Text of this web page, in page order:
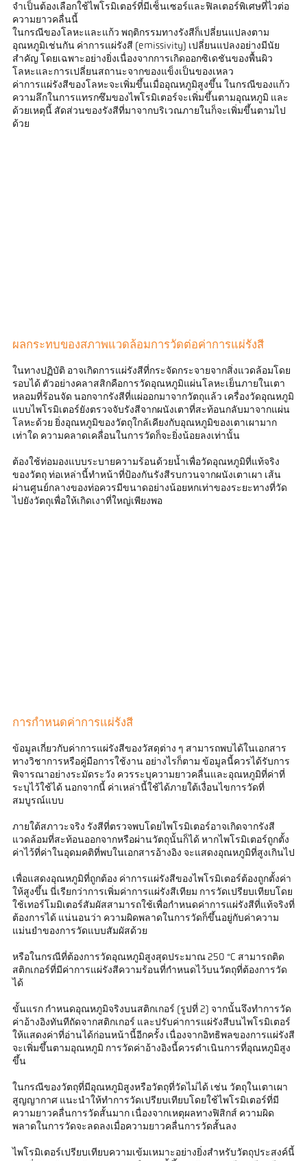
จำเป็นต้องเลือกใช้ไพโรมิเตอร์ที่มีเซ็นเซอร์และฟิลเตอร์พิเศษที่ไวต่อ
ความยาวคลื่นนี้
ในกรณีของโลหะและแก้ว พฤติกรรมทางรังสีก็เปลี่ยนแปลงตาม
อุณหภูมิเช่นกัน ค่าการแผ่รังสี (emissivity) เปลี่ยนแปลงอย่างมีนัย
สำคัญ โดยเฉพาะอย่างยิ่งเนื่องจากการเกิดออกซิเดชันของพื้นผิว
โลหะและการเปลี่ยนสถานะจากของแข็งเป็นของเหลว
ค่าการแผ่รังสีของโลหะจะเพิ่มขึ้นเมื่ออุณหภูมิสูงขึ้น ในกรณีของแก้ว
ความลึกในการแทรกซึมของไพโรมิเตอร์จะเพิ่มขึ้นตามอุณหภูมิ และ
ด้วยเหตุนี้ สัดส่วนของรังสีที่มาจากบริเวณภายในก็จะเพิ่มขึ้นตามไป
ด้วย
ผลกระทบของสภาพแวดล้อมการวัดต่อค่าการแผ่รังสี
ในทางปฏิบัติ อาจเกิดการแผ่รังสีที่กระจัดกระจายจากสิ่งแวดล้อมโดย
รอบได้ ตัวอย่างคลาสสิกคือการวัดอุณหภูมิแผ่นโลหะเย็นภายในเตา
หลอมที่ร้อนจัด นอกจากรังสีที่แผ่ออกมาจากวัตถุแล้ว เครื่องวัดอุณหภูมิ
แบบไพโรมิเตอร์ยังตรวจจับรังสีจากผนังเตาที่สะท้อนกลับมาจากแผ่น
โลหะด้วย ยิ่งอุณหภูมิของวัตถุใกล้เคียงกับอุณหภูมิของเตาเผามาก
เท่าใด ความคลาดเคลื่อนในการวัดก็จะยิ่งน้อยลงเท่านั้น
ต้องใช้ท่อมองแบบระบายความร้อนด้วยน้ำเพื่อวัดอุณหภูมิที่แท้จริง
ของวัตถุ ท่อเหล่านี้ทำหน้าที่ป้องกันรังสีรบกวนจากผนังเตาเผา เส้น
ผ่านศูนย์กลางของท่อควรมีขนาดอย่างน้อยหกเท่าของระยะทางที่วัด
ไปยังวัตถุเพื่อให้เกิดเงาที่ใหญ่เพียงพอ
การกำหนดค่าการแผ่รังสี
ข้อมูลเกี่ยวกับค่าการแผ่รังสีของวัสดุต่าง ๆ สามารถพบได้ในเอกสาร
ทางวิชาการหรือคู่มือการใช้งาน อย่างไรก็ตาม ข้อมูลนี้ควรได้รับการ
พิจารณาอย่างระมัดระวัง ควรระบุความยาวคลื่นและอุณหภูมิที่ค่าที่
ระบุไว้ใช้ได้ นอกจากนี้ ค่าเหล่านี้ใช้ได้ภายใต้เงื่อนไขการวัดที่
สมบูรณ์แบบ
ภายใต้สภาวะจริง รังสีที่ตรวจพบโดยไพโรมิเตอร์อาจเกิดจากรังสี
แวดล้อมที่สะท้อนออกจากหรือผ่านวัตถุนั้นก็ได้ หากไพโรมิเตอร์ถูกตั้ง
ค่าไว้ที่ค่าในอุดมคติที่พบในเอกสารอ้างอิง จะแสดงอุณหภูมิที่สูงเกินไป
เพื่อแสดงอุณหภูมิที่ถูกต้อง ค่าการแผ่รังสีของไพโรมิเตอร์ต้องถูกตั้งค่า
ให้สูงขึ้น นี่เรียกว่าการเพิ่มค่าการแผ่รังสีเทียม การวัดเปรียบเทียบโดย
ใช้เทอร์โมมิเตอร์สัมผัสสามารถใช้เพื่อกำหนดค่าการแผ่รังสีที่แท้จริงที่
ต้องการได้ แน่นอนว่า ความผิดพลาดในการวัดก็ขึ้นอยู่กับค่าความ
แม่นยำของการวัดแบบสัมผัสด้วย
หรือในกรณีที่ต้องการวัดอุณหภูมิสูงสุดประมาณ 250 °C สามารถติด
สติกเกอร์ที่มีค่าการแผ่รังสีความร้อนที่กำหนดไว้บนวัตถุที่ต้องการวัด
ได้
ขั้นแรก กำหนดอุณหภูมิจริงบนสติกเกอร์ (รูปที่ 2) จากนั้นจึงทำการวัด
ค่าอ้างอิงทันทีถัดจากสติกเกอร์ และปรับค่าการแผ่รังสีบนไพโรมิเตอร์
ให้แสดงค่าที่อ่านได้ก่อนหน้านี้อีกครั้ง เนื่องจากอิทธิพลของการแผ่รังสี
จะเพิ่มขึ้นตามอุณหภูมิ การวัดค่าอ้างอิงนี้ควรดำเนินการที่อุณหภูมิสูง
ขึ้น
ในกรณีของวัตถุที่มีอุณหภูมิสูงหรือวัตถุที่วัดไม่ได้ เช่น วัตถุในเตาเผา
สูญญากาศ แนะนำให้ทำการวัดเปรียบเทียบโดยใช้ไพโรมิเตอร์ที่มี
ความยาวคลื่นการวัดสั้นมาก เนื่องจากเหตุผลทางฟิสิกส์ ความผิด
พลาดในการวัดจะลดลงเมื่อความยาวคลื่นการวัดสั้นลง
ไพโรมิเตอร์เปรียบเทียบความเข้มเหมาะอย่างยิ่งสำหรับวัตถุประสงค์นี้